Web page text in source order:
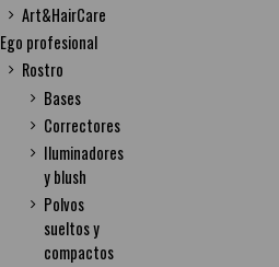
Art&HairCare
Ego profesional
Rostro
Bases
Correctores
Iluminadores
y blush
Polvos
sueltos y
compactos